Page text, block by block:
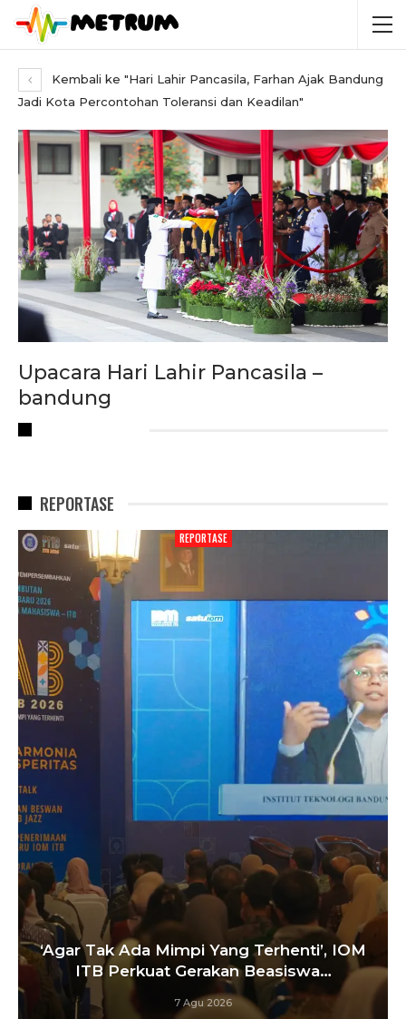
Kembali ke "Hari Lahir Pancasila, Farhan Ajak Bandung
Jadi Kota Percontohan Toleransi dan Keadilan"
Upacara Hari Lahir Pancasila –
bandung
REPORTASE
REPORTASE
‘Agar Tak Ada Mimpi Yang Terhenti’, IOM
ITB Perkuat Gerakan Beasiswa…
7 Agu 2026